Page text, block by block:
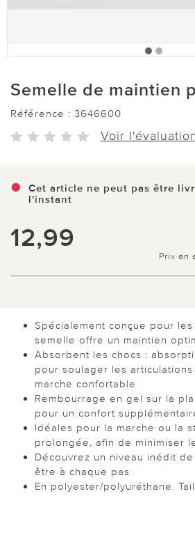
Semelle de maintien
Référence : 3646600
Voir
Cet article ne peut pas être
l'instant
12,99
Prix en
Spécialement conçue pour
semelle offre un maintien
Absorbent les chocs :
pour soulager les
marche confortable
Rembourrage en gel sur la
pour un confort
Idéales pour la marche ou la
prolongée, afin de minimiser
Découvrez un niveau inédit
être à chaque pas
En polyester/polyuréthane.